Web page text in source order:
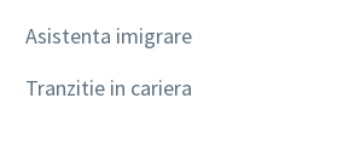
Asistenta imigrare
Tranzitie in cariera